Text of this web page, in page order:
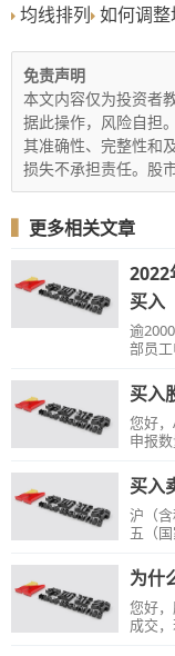
均线排列 如何调
免责声明
本文内容仅为投资者
据此操作，风险自担
其准确性、完整性和
损失不承担责任。股
▍ 更多相关文章
2022
买入
逾
部员
买入
您好
申报
得超
200股
分，
市价
万股
整数
卖出
万股
2020
买入
沪（
五（
盘集
日
司主
为什
您好
成交